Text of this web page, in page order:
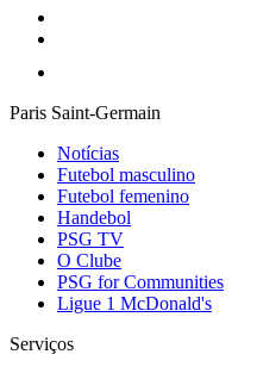
Paris Saint-Germain
Notícias
Futebol masculino
Futebol femenino
Handebol
PSG TV
O Clube
PSG for Communities
Ligue 1 McDonald's
Serviços